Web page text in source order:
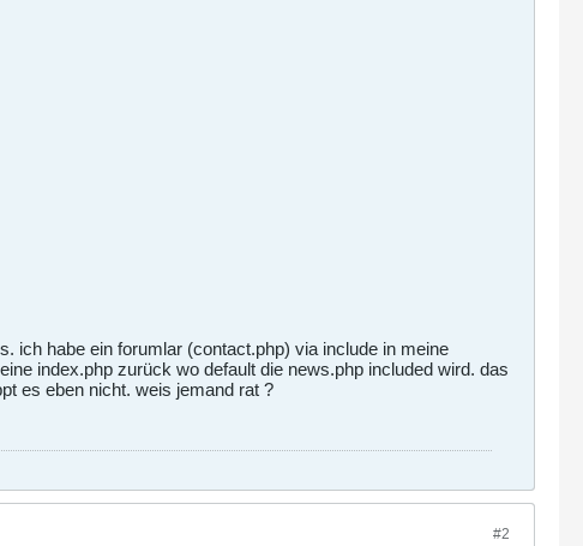
ich habe ein forumlar (contact.php) via include in meine
index.php zurück wo default die news.php included wird. das
es eben nicht. weis jemand rat ?
#2